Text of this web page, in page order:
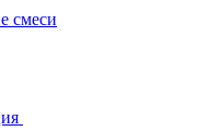
смеси